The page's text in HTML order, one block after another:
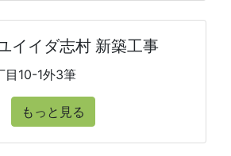
イイダ志村 新築工事
目10-1外3筆
もっと見る